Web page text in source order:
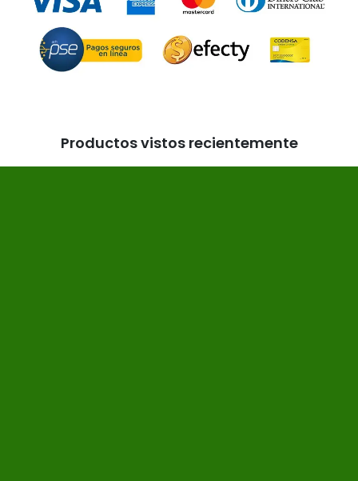
Productos vistos recientemente